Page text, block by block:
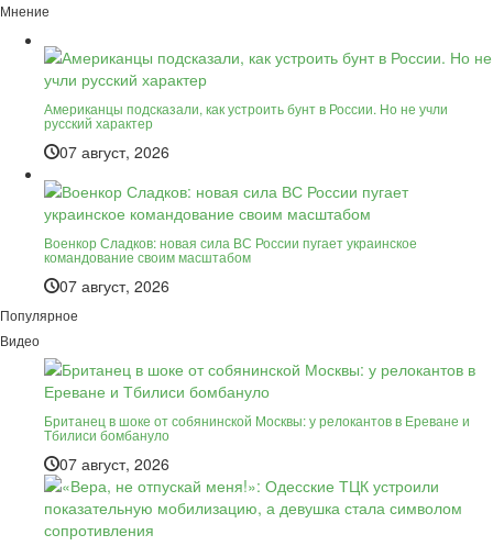
Мнение
Американцы подсказали, как устроить бунт в России. Но не учли
русский характер
07 август, 2026
Военкор Сладков: новая сила ВС России пугает украинское
командование своим масштабом
07 август, 2026
Популярное
Видео
Британец в шоке от собянинской Москвы: у релокантов в Ереване и
Тбилиси бомбануло
07 август, 2026